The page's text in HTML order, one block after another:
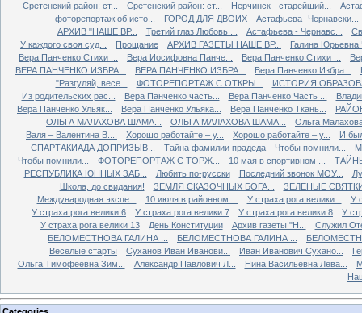
Сретенский район: ст...
Сретенский район: ст... Нерчинск - старейший...
фоторепортаж об исто...
ГОРОД ДЛЯ ДВОИХ
Астафьева- Чернавски...
АРХИВ "НАШЕ ВР...
Третий глаз Любовь ... Астафьева - Чернавс...
У каждого своя суд...
Прощание АРХИВ ГАЗЕТЫ НАШЕ ВР...
Галина Юрьевна
Вера Панченко Стихи ...
Вера Иосифовна Панче... Вера Панченко Стихи ...
ВЕРА ПАНЧЕНКО ИЗБРА...
ВЕРА ПАНЧЕНКО ИЗБРА... Вера Панченко Избра...
"Разгуляй, весе...
ФОТОРЕПОРТАЖ С ОТКРЫ...
ИСТОРИЯ
Из родительских рас...
Вера Панченко часть... Вера Панченко Часть ...
Вера Панченко Ульяк...
Вера Панченко Ульяка... Вера Панченко Ткань...
ОЛЬГА МАЛАХОВА ШАМА...
ОЛЬГА МАЛАХОВА ШАМА...
Ольга
Валя – Валентина В....
Хорошо работайте – у... Хорошо работайте – у...
И
СПАРТАКИАДА ДОПРИЗЫВ...
Тайна фамилии прадеда Чтобы помнили...
Чтобы помнили...
ФОТОРЕПОРТАЖ С ТОРЖ... 10 мая в спортивном ...
РЕСПУБЛИКА ЮННЫХ ЗАБ...
Любить по-русски Последний звонок МОУ...
Школа, до свидания!
ЗЕМЛЯ СКАЗОЧНЫХ БОГА...
ЗЕЛЕНЫЕ
Международная экспе...
10 июля в районном ... У страха рога велики...
У
У страха рога велики 6
У страха рога велики 7 У страха рога велики 8
У
У страха рога велики 13
День Конституции Архив газеты "Н...
Служил
БЕЛОМЕСТНОВА ГАЛИНА ...
БЕЛОМЕСТНОВА ГАЛИНА ...
Весёлые старты
Суханов Иван Иванови... Иван Иванович Сухано...
Ольга Тимофеевна Зим...
Александр Павлович Л... Нина Васильевна Лева...